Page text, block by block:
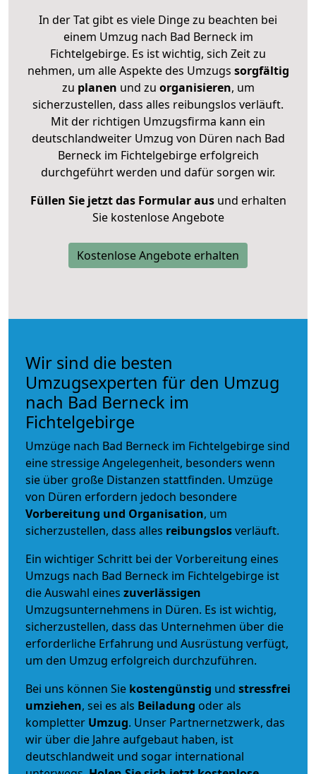
In der Tat gibt es viele Dinge zu beachten bei
einem Umzug nach Bad Berneck im
Fichtelgebirge. Es ist wichtig, sich Zeit zu
nehmen, um alle Aspekte des Umzugs sorgfältig
zu planen und zu organisieren, um
sicherzustellen, dass alles reibungslos verläuft.
Mit der richtigen Umzugsfirma kann ein
deutschlandweiter Umzug von Düren nach Bad
Berneck im Fichtelgebirge erfolgreich
durchgeführt werden und dafür sorgen wir.
Füllen Sie jetzt das Formular ausund erhalten
Sie kostenlose Angebote
Kostenlose Angebote erhalten
Wir sind die besten
Umzugsexperten für den Umzug
nach Bad Berneck im
Fichtelgebirge
Umzüge nach Bad Berneck im Fichtelgebirge sind
eine stressige Angelegenheit, besonders wenn
sie über große Distanzen stattfinden. Umzüge
von Düren erfordern jedoch besondere
Vorbereitung und Organisation, um
sicherzustellen, dass alles reibungslosverläuft.
Ein wichtiger Schritt bei der Vorbereitung eines
Umzugs nach Bad Berneck im Fichtelgebirge ist
die Auswahl eines zuverlässigen
Umzugsunternehmens in Düren. Es ist wichtig,
sicherzustellen, dass das Unternehmen über die
erforderliche Erfahrung und Ausrüstung verfügt,
um den Umzug erfolgreich durchzuführen.
Bei uns können Sie kostengünstig und stressfrei
umziehen, sei es als Beiladung oder als
kompletter Umzug. Unser Partnernetzwerk, das
wir über die Jahre aufgebaut haben, ist
deutschlandweit und sogar international